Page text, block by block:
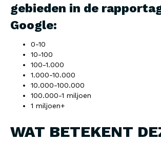
gebieden in de
Google:
0-10
10-100
100-1.000
1.000-10.000
10.000-100.000
100.000-1 miljoen
1 miljoen+
WAT BETEKENT